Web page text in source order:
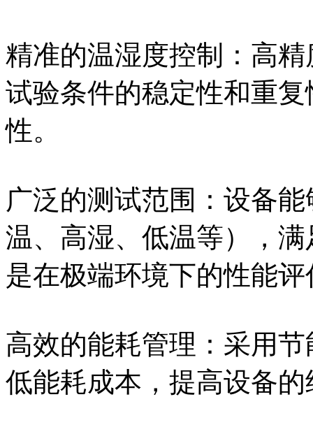
精准的温湿度控制：高
试验条件的稳定性和重
性。
广泛的测试范围：设备
温、高湿、低温等），
是在极端环境下的性能评
高效的能耗管理：采用
低能耗成本，提高设备